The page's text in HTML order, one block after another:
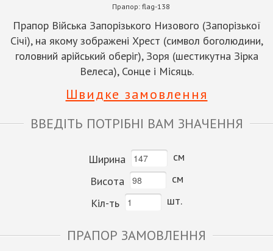
Прапор: flag-138
Прапор Війська Запорізького Низового (Запорізької
Січі), на якому зображені Хрест (символ боголюдини,
головний арійський оберіг), Зоря (шестикутна Зірка
Велеса), Сонце і Місяць.
Швидке замовлення
ВВЕДІТЬ ПОТРІБНІ ВАМ ЗНАЧЕННЯ
Ширина
см
Висота
см
Кіл-ть
шт.
ПРАПОР ЗАМОВЛЕННЯ